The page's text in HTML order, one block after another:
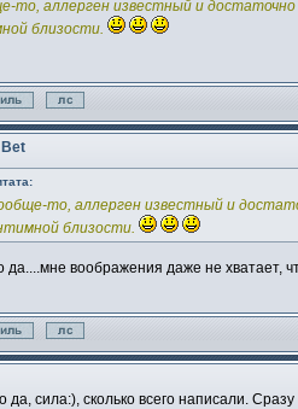
то, аллерген известный и достаточно
близости.
Профиль
Отправить личное
Bet
то, аллерген известный и
близости.
да....мне воображения даже не хватает,
Профиль
Отправить личное
да, сила:), сколько всего написали.